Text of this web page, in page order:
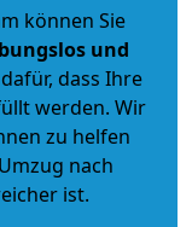
können Sie
und
dass Ihre
werden. Wir
zu helfen
nach
ist.